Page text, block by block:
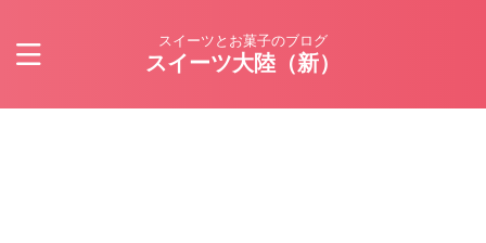
スイーツとお菓子のブログ
スイーツ大陸（新）